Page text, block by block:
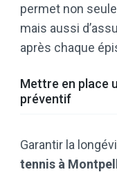
permet non
mais aussi
après chaque
Mettre en place
préventif
Garantir la
tennis à